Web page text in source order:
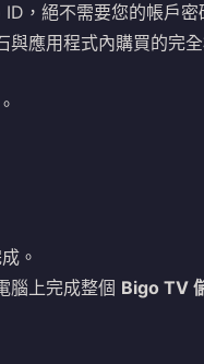
，絕不需要您的帳戶密
與應用程式內購買的完
。
腦上完成整個 Bigo TV